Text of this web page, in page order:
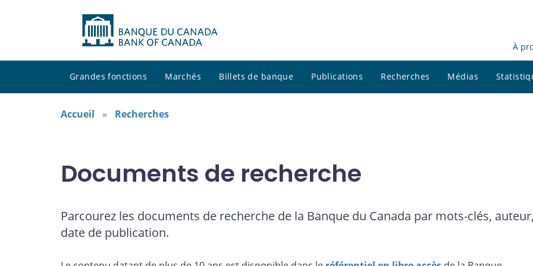
À
Grandes fonctions Marchés Billets de banque Publications Recherches Médias
Accueil Recherches
Documents de recherche
Parcourez les documents de recherche de la Banque du Canada par mots-clés,
date de publication.